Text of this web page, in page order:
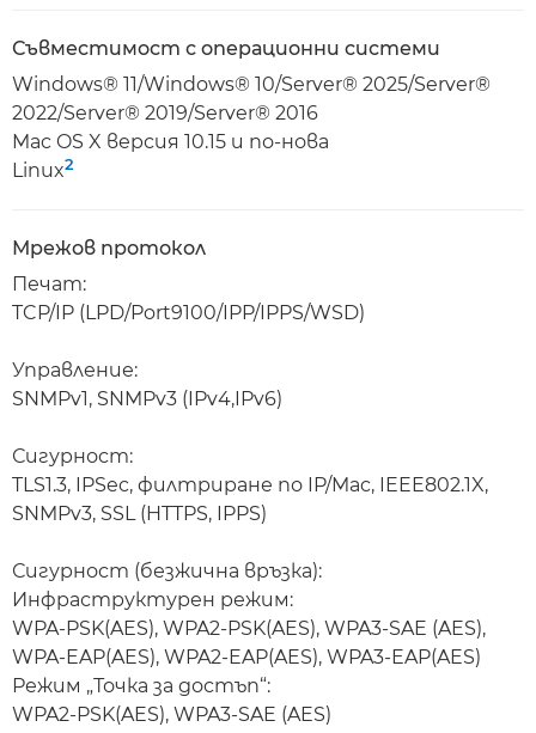
Съвместимост с операционни системи
Windows® 11/Windows® 10/Server® 2025/Server®
2022/Server® 2019/Server® 2016
Mac OS X версия 10.15 и по-нова
Linux2
Мрежов протокол
Печат:
TCP/IP (LPD/Port9100/IPP/IPPS/WSD)
Управление:
SNMPv1, SNMPv3 (IPv4,IPv6)
Сигурност:
TLS1.3, IPSec, филтриране по IP/Mac, IEEE802.1X,
SNMPv3, SSL (HTTPS, IPPS)
Сигурност (безжична връзка):
Инфраструктурен режим:
WPA-PSK(AES), WPA2-PSK(AES), WPA3-SAE (AES),
WPA-EAP(AES), WPA2-EAP(AES), WPA3-EAP(AES)
Режим „Точка за достъп“:
WPA2-PSK(AES), WPA3-SAE (AES)